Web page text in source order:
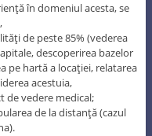
în domeniul acesta, se
de peste 85% (vederea
descoperirea bazelor
pe hartă a locaţiei, relatarea
acestuia,
de vedere medical;
de la distanţă (cazul